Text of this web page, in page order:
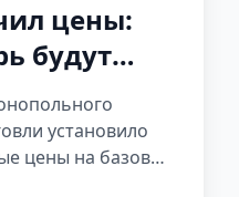
цены:
будут
установило
цены на базовые